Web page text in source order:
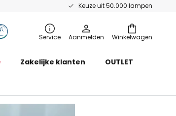
Keuze uit 50.000 lampen
Winkelwagen
Service Aanmelden
Zakelijke klanten OUTLET